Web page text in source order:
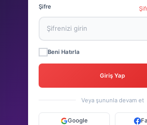
Şifre
Beni Hatırla
Giriş Yap
Veya şununla devam et
Google